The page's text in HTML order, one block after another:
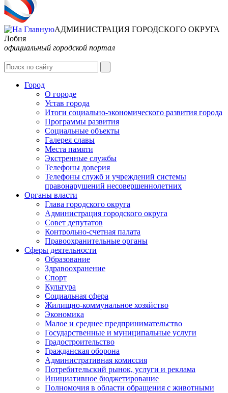
АДМИНИСТРАЦИЯ ГОРОДСКОГО ОКРУГА
Лобня
официальный городской портал
Город
О городе
Устав города
Итоги социально-экономического развития города
Программы развития
Социальные объекты
Галерея славы
Места памяти
Экстренные службы
Телефоны доверия
Телефоны служб и учреждений системы
правонарушений несовершеннолетних
Органы власти
Глава городского округа
Администрация городcкого округа
Совет депутатов
Контрольно-счетная палата
Правоохранительные органы
Сферы деятельности
Образование
Здравоохранение
Спорт
Культура
Социальная сфера
Жилищно-коммунальное хозяйство
Экономика
Малое и среднее предпринимательство
Государственные и муниципальные услуги
Градостроительство
Гражданская оборона
Административная комиссия
Потребительский рынок, услуги и реклама
Инициативное бюджетирование
Полномочия в области обращения с животными